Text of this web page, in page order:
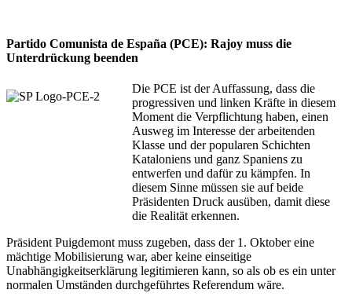
Partido Comunista de España (PCE): Rajoy muss die
Unterdrückung beenden
Die PCE ist der Auffassung, dass die
progressiven und linken Kräfte in diesem
Moment die Verpflichtung haben, einen
Ausweg im Interesse der arbeitenden
Klasse und der popularen Schichten
Kataloniens und ganz Spaniens zu
entwerfen und dafür zu kämpfen. In
diesem Sinne müssen sie auf beide
Präsidenten Druck ausüben, damit diese
die Realität erkennen.
Präsident Puigdemont muss zugeben, dass der 1. Oktober eine
mächtige Mobilisierung war, aber keine einseitige
Unabhängigkeitserklärung legitimieren kann, so als ob es ein unter
normalen Umständen durchgeführtes Referendum wäre.